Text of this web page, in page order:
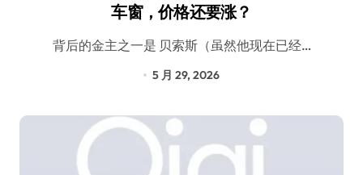
车窗，价格还要涨？
背后的金主之一是 贝索斯（虽然他现在已经…
5 月 29, 2026